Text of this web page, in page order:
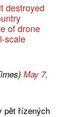
destroyed
of drone
scale
May 7,
pět řízených